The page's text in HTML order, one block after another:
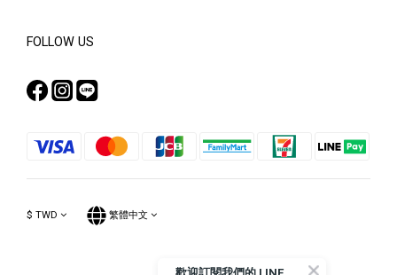
FOLLOW US
$ TWD 繁體中文